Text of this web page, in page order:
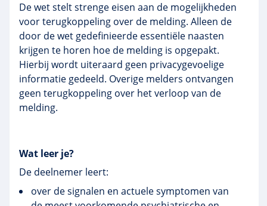
De wet stelt strenge eisen aan de mogelijkheden
voor terugkoppeling over de melding. Alleen de
door de wet gedefinieerde essentiële naasten
krijgen te horen hoe de melding is opgepakt.
Hierbij wordt uiteraard geen privacygevoelige
informatie gedeeld. Overige melders ontvangen
geen terugkoppeling over het verloop van de
melding.
Wat leer je?
De deelnemer leert:
over de signalen en actuele symptomen van